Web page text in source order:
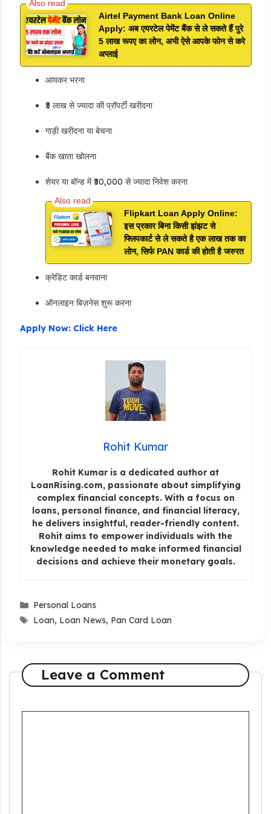
Airtel Payment Bank Loan Online
Apply: अब एयरटेल पेमेंट बैंक से ले सकते हैं पुरे
5 लाख रूपए का लोन, अभी ऐसे आपके फोन से करे
अप्लाई
आयकर भरना
₹5 लाख से ज्यादा की प्रॉपर्टी खरीदना
गाड़ी खरीदना या बेचना
बैंक खाता खोलना
शेयर या बॉन्ड में ₹50,000 से ज्यादा निवेश करना
Flipkart Loan Apply Online:
इस प्रकार बिना किसी झंझट से
फ्लिपकार्ट से ले सकते है एक लाख तक का
लोन, सिर्फ PAN कार्ड की होती है जरुरत
क्रेडिट कार्ड बनवाना
ऑनलाइन बिज़नेस शुरू करना
Apply Now: Click Here
Rohit Kumar
Rohit Kumar is a dedicated author at
LoanRising.com, passionate about simplifying
complex financial concepts. With a focus on
loans, personal finance, and financial literacy,
he delivers insightful, reader-friendly content.
Rohit aims to empower individuals with the
knowledge needed to make informed financial
decisions and achieve their monetary goals.
Categories
Personal Loans
Tags
Loan, Loan News, Pan Card Loan
Leave a Comment